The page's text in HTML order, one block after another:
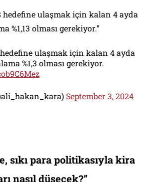
hedefine ulaşmak için kalan 4 ayda
%1,13 olması gerekiyor.”
hedefine ulaşmak için kalan 4 ayda
%1,3 olması gerekiyor.
September 3, 2024
sıkı para politikasıyla kira
nasıl düşecek?”